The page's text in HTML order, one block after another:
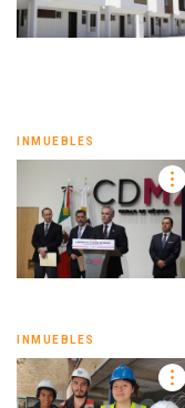
INMUEBLES
INMUEBLES